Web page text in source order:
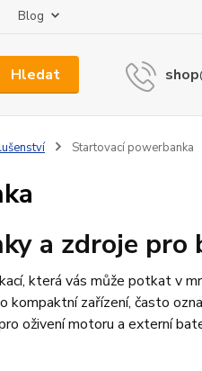
Blog
Hledat
Startovací powerbanka
a zdroje
která vás může potkat v
kompaktní zařízení, často
oživení motoru a externí